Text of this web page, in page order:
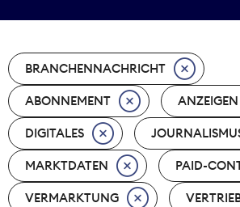
Nachhaltigkeit
Nachwuchs
Nova Award
Pressefreiheit
BRANCHENNACHRICHT
ABONNEMENT ANZEIGEN
DIGITALES
MARKTDATEN PAID-
VERMARKTUNG